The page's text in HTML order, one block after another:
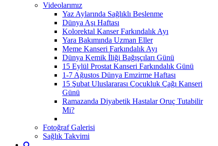
Videolarımız
Yaz Aylarında Sağlıklı Beslenme
Dünya Aşı Haftası
Kolorektal Kanser Farkındalık Ayı
Yara Bakımında Uzman Eller
Meme Kanseri Farkındalık Ayı
Dünya Kemik İliği Bağışçıları Günü
15 Eylül Prostat Kanseri Farkındalık Günü
1-7 Ağustos Dünya Emzirme Haftası
15 Şubat Uluslararası Çocukluk Çağı Kanseri
Günü
Ramazanda Diyabetik Hastalar Oruç Tutabilir
Mi?
Fotoğraf Galerisi
Sağlık Takvimi